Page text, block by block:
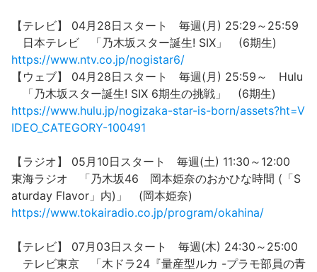
【テレビ】 04月28日スタート 毎週(月) 25:29～25:59
日本テレビ 「乃木坂スター誕生! SIX」 (6期生)
https://www.ntv.co.jp/nogistar6/
【ウェブ】 04月28日スタート 毎週(月) 25:59～ Hulu
「乃木坂スター誕生! SIX 6期生の挑戦」 (6期生)
https://www.hulu.jp/nogizaka-star-is-born/assets?ht=V
IDEO_CATEGORY-100491
【ラジオ】 05月10日スタート 毎週(土) 11:30～12:00
東海ラジオ 「乃木坂46 岡本姫奈のおかひな時間 (「S
aturday Flavor」内)」 (岡本姫奈)
https://www.tokairadio.co.jp/program/okahina/
【テレビ】 07月03日スタート 毎週(木) 24:30～25:00
テレビ東京 「木ドラ24『量産型ルカ -プラモ部員の青